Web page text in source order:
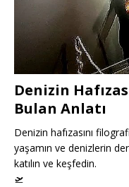
Denizin
Bulan Anlatı
Denizin hafızasını
yaşamın ve denizlerin
katılın ve keşfedin.
🛫